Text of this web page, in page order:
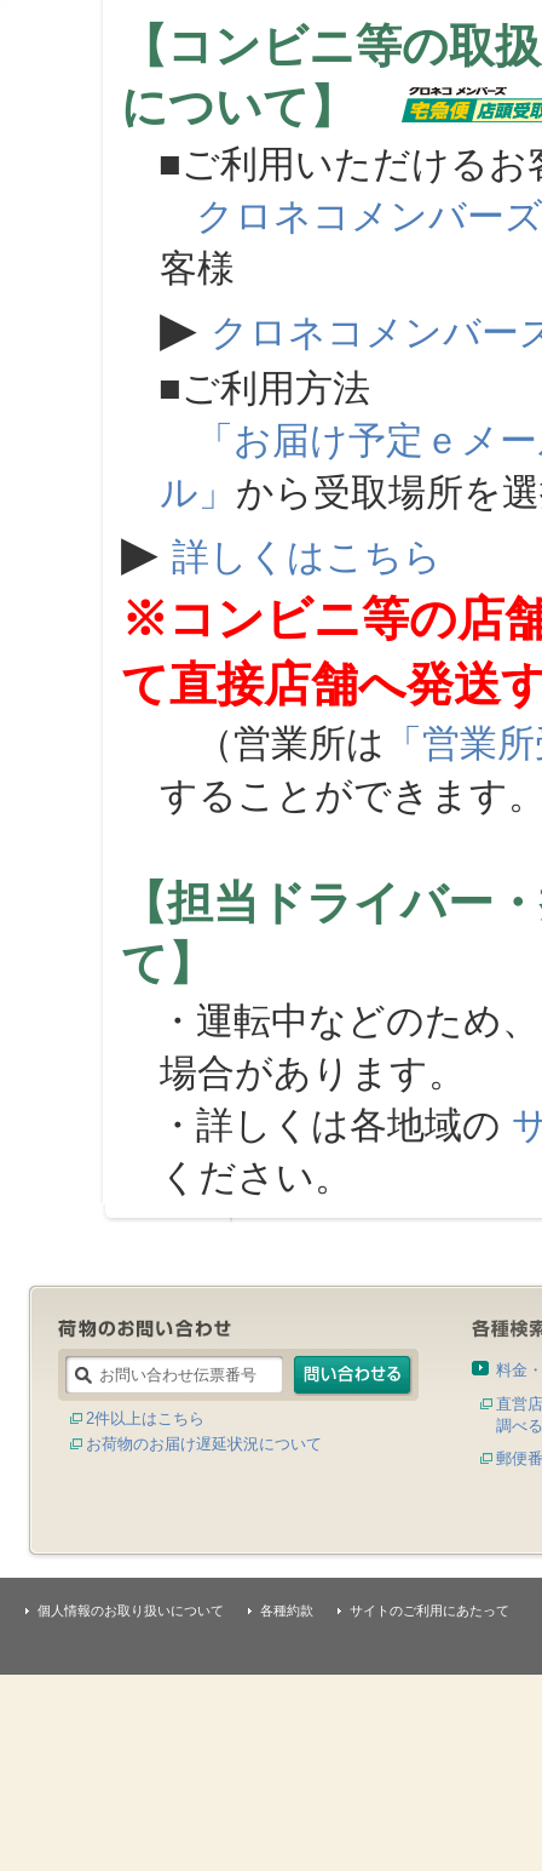
【コンビニ等の取
について】
■ご利用いただけるお
クロネコメンバーズ
客様
▶ クロネコメンバー
■ご利用方法
「お届け予定ｅメ
ル」 から受取場所を
▶ 詳しくはこちら
※コンビニ等の店
て直接店舗へ発送
（営業所は 「営業
することができます
【担当ドライバー
て】
・運転中などのため
場合があります。
・詳しくは各地域の
ください。
2件以上はこちら
お荷物のお届け遅延状況について
料金
直営
調べる
郵便
個人情報のお取り扱いについて 各種約款 サイトのご利用にあたって